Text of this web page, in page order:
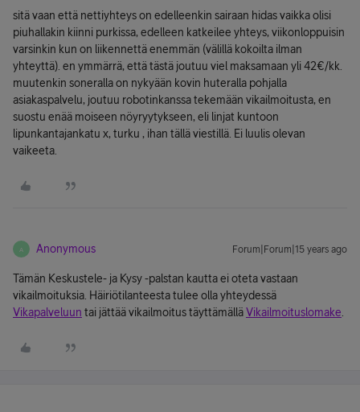
sitä vaan että nettiyhteys on edelleenkin sairaan hidas vaikka olisi
piuhallakin kiinni purkissa, edelleen katkeilee yhteys, viikonloppuisin
varsinkin kun on liikennettä enemmän (välillä kokoilta ilman
yhteyttä). en ymmärrä, että tästä joutuu viel maksamaan yli 42€/kk.
muutenkin soneralla on nykyään kovin huteralla pohjalla
asiakaspalvelu, joutuu robotinkanssa tekemään vikailmoitusta, en
suostu enää moiseen nöyryytykseen, eli linjat kuntoon
lipunkantajankatu x, turku , ihan tällä viestillä. Ei luulis olevan
vaikeeta.
A Anonymous Forum|Forum|15 years ago
Tämän Keskustele- ja Kysy -palstan kautta ei oteta vastaan
vikailmoituksia. Häiriötilanteesta tulee olla yhteydessä
Vikapalveluun tai jättää vikailmoitus täyttämälläVikailmoituslomake